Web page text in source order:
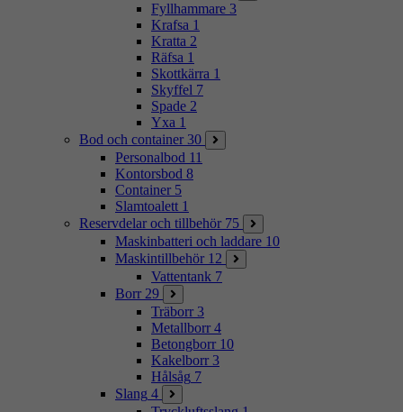
Fyllhammare 3
Krafsa 1
Kratta 2
Räfsa 1
Skottkärra 1
Skyffel 7
Spade 2
Yxa 1
Bod och container 30
Personalbod 11
Kontorsbod 8
Container 5
Slamtoalett 1
Reservdelar och tillbehör 75
Maskinbatteri och laddare 10
Maskintillbehör 12
Vattentank 7
Borr 29
Träborr 3
Metallborr 4
Betongborr 10
Kakelborr 3
Hålsåg 7
Slang 4